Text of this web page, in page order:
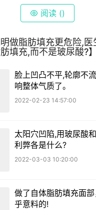
阅读 ()
明做脂肪填充更危险,
填充,而不是玻尿酸?
脸上凹凸不平,轮廓不
响整体气质了。
2022-02-23 14:57:00
太阳穴凹陷,用玻尿酸
利弊各是什么?
2022-03-03 10:20:00
做了自体脂肪填充面
乎意料的!